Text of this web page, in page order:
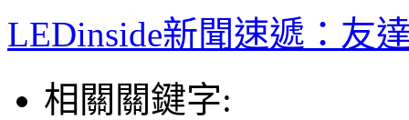
LEDinside新聞速遞：友
相關關鍵字: